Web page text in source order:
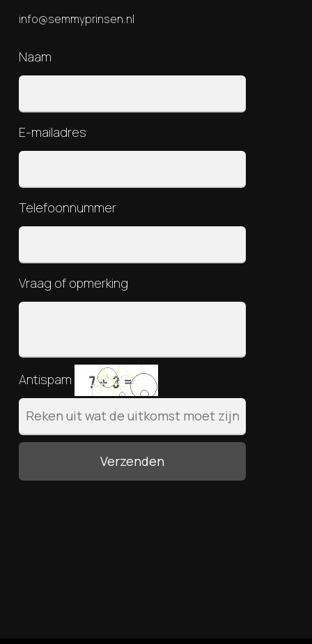
info@semmyprinsen.nl
Naam
E-mailadres
Telefoonnummer
Vraag of opmerking
Antispam
Verzenden